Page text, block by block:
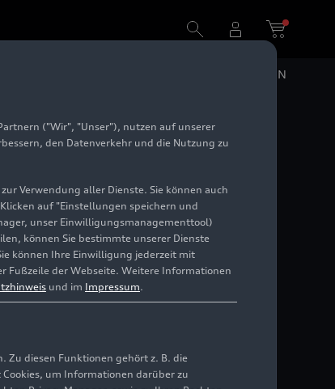
EN
("Wir", "Unser"), nutzen auf unserer
den Datenverkehr und die Nutzung zu
Verwendung aller Dienste. Sie können auch
auf "Einstellungen speichern und
unser Einwilligungsmanagementtool)
können Sie bestimmte unserer Dienste
können Ihre Einwilligung jederzeit mit
Fußzeile der Webseite. Weitere Informationen
und im Impressum.
Zu diesen Funktionen gehört z. B. die
um Informationen darüber zu